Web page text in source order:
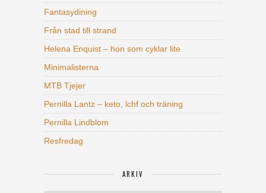
Fantasydining
Från stad till strand
Helena Enquist – hon som cyklar lite
Minimalisterna
MTB Tjejer
Pernilla Lantz – keto, lchf och träning
Pernilla Lindblom
Resfredag
ARKIV